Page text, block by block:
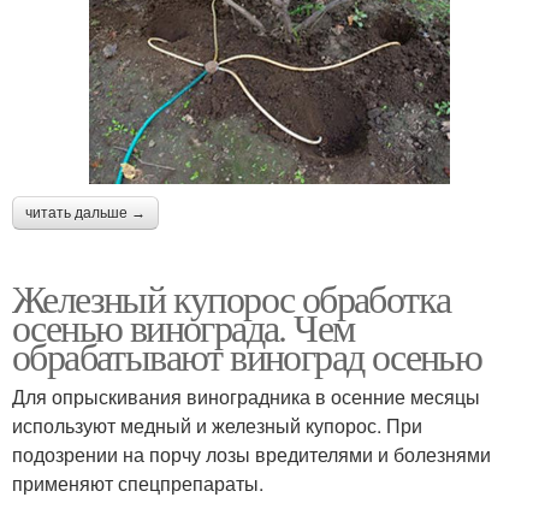
читать дальше →
Железный купорос обработка
осенью винограда. Чем
обрабатывают виноград осенью
Для опрыскивания виноградника в осенние месяцы
используют медный и железный купорос. При
подозрении на порчу лозы вредителями и болезнями
применяют спецпрепараты.